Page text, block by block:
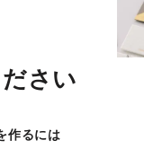
さい
作るには